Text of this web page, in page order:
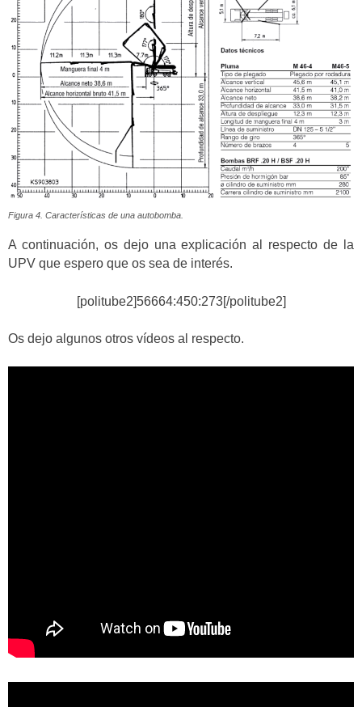
Figura 4. Características de una autobomba.
A continuación, os dejo una explicación al respecto de la
UPV que espero que os sea de interés.
[politube2]56664:450:273[/politube2]
Os dejo algunos otros vídeos al respecto.